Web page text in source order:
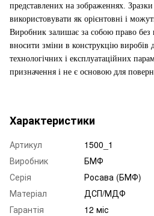
представлених на зображеннях. Зразки
використовувати як орієнтовні і
Виробник залишає за собою право без
вносити зміни в конструкцію виробів
технологічних і експлуатаційних
призначення і не є основою для
Характеристики
Артикул
1500_1
Виробник
БМФ
Серія
Росава (БМФ)
Матеріал
ДСП/МДФ
Гарантія
12 міс